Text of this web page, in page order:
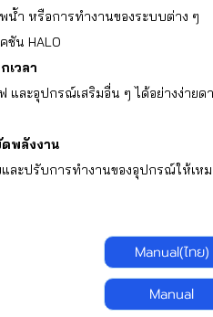
ำ หรือการทำงานของระบบต่าง ๆ
ชัน HALO
เวลา
และอุปกรณ์เสริมอื่น ๆ ได้อย่างง่ายด
พลังงาน
ละปรับการทำงานของอุปกรณ์ให้เห
Manual(ไทย)
Manual